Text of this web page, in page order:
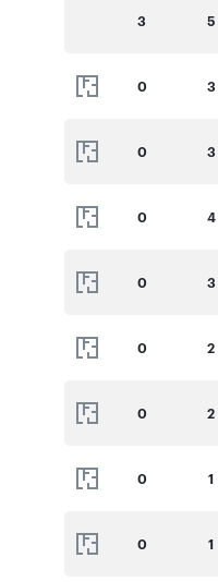
3 5
0 3
0 3
0 4
0 3
0 2
0 2
0 1
0 1